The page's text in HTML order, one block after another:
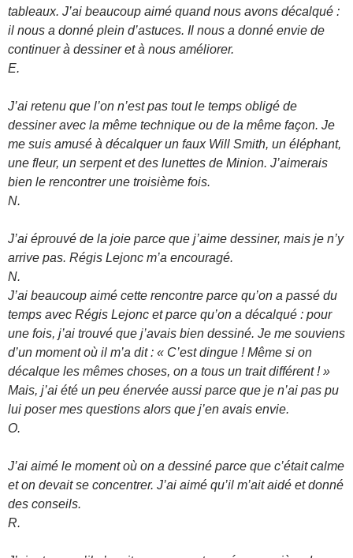
tableaux. J’ai beaucoup aimé quand nous avons décalqué :
il nous a donné plein d’astuces. Il nous a donné envie de
continuer à dessiner et à nous améliorer.
E.
J’ai retenu que l’on n’est pas tout le temps obligé de
dessiner avec la même technique ou de la même façon. Je
me suis amusé à décalquer un faux Will Smith, un éléphant,
une fleur, un serpent et des lunettes de Minion. J’aimerais
bien le rencontrer une troisième fois.
N.
J’ai éprouvé de la joie parce que j’aime dessiner, mais je n’y
arrive pas. Régis Lejonc m’a encouragé.
N.
J’ai beaucoup aimé cette rencontre parce qu’on a passé du
temps avec Régis Lejonc et parce qu’on a décalqué : pour
une fois, j’ai trouvé que j’avais bien dessiné. Je me souviens
d’un moment où il m’a dit : « C’est dingue ! Même si on
décalque les mêmes choses, on a tous un trait différent ! »
Mais, j’ai été un peu énervée aussi parce que je n’ai pas pu
lui poser mes questions alors que j’en avais envie.
O.
J’ai aimé le moment où on a dessiné parce que c’était calme
et on devait se concentrer. J’ai aimé qu’il m’ait aidé et donné
des conseils.
R.